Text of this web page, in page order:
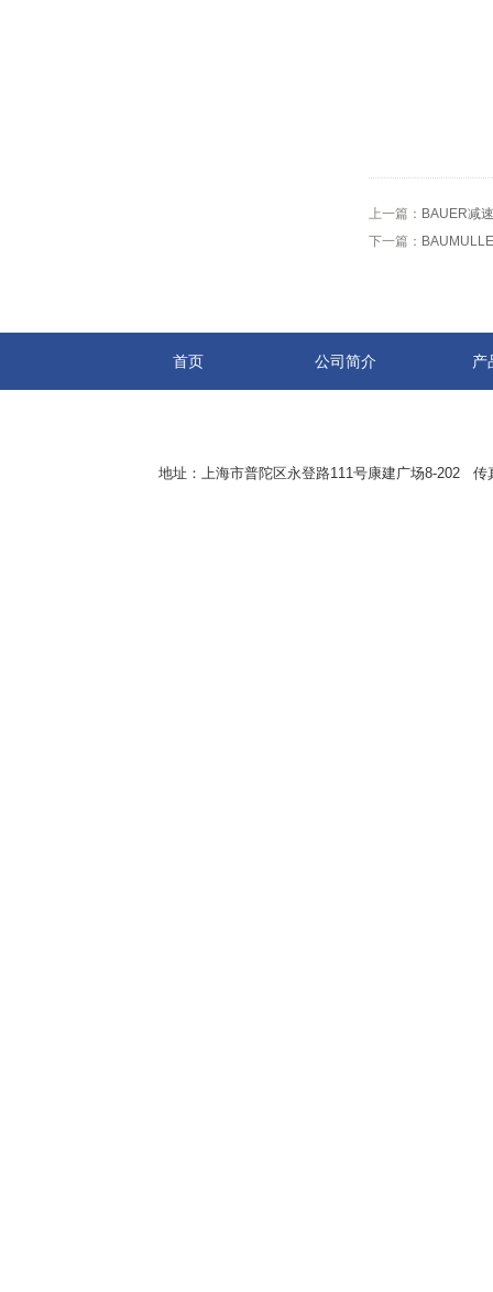
上一篇： BAUER减
下一篇：
首页 公司简介 产
地址：上海市普陀区永登路111号康建广场8-202